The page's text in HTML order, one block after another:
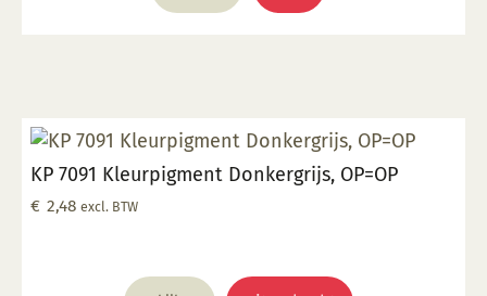
KP 7091 Kleurpigment Donkergrijs, OP=OP
€ 2,48 excl. BTW